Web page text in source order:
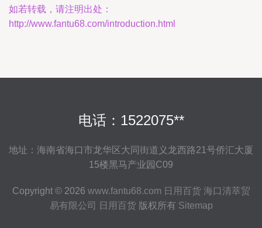
如若转载，请注明出处：
http://www.fantu68.com/introduction.html
电话：1522075**
地址：海南省海口市龙华区大同街道义龙西路21号侨汇大厦
15楼黑马产业园C09
Copyright © 2026 www.fantu68.com 日用百货 海口清萃贸
易有限公司
日用百货版权所有 Sitemap